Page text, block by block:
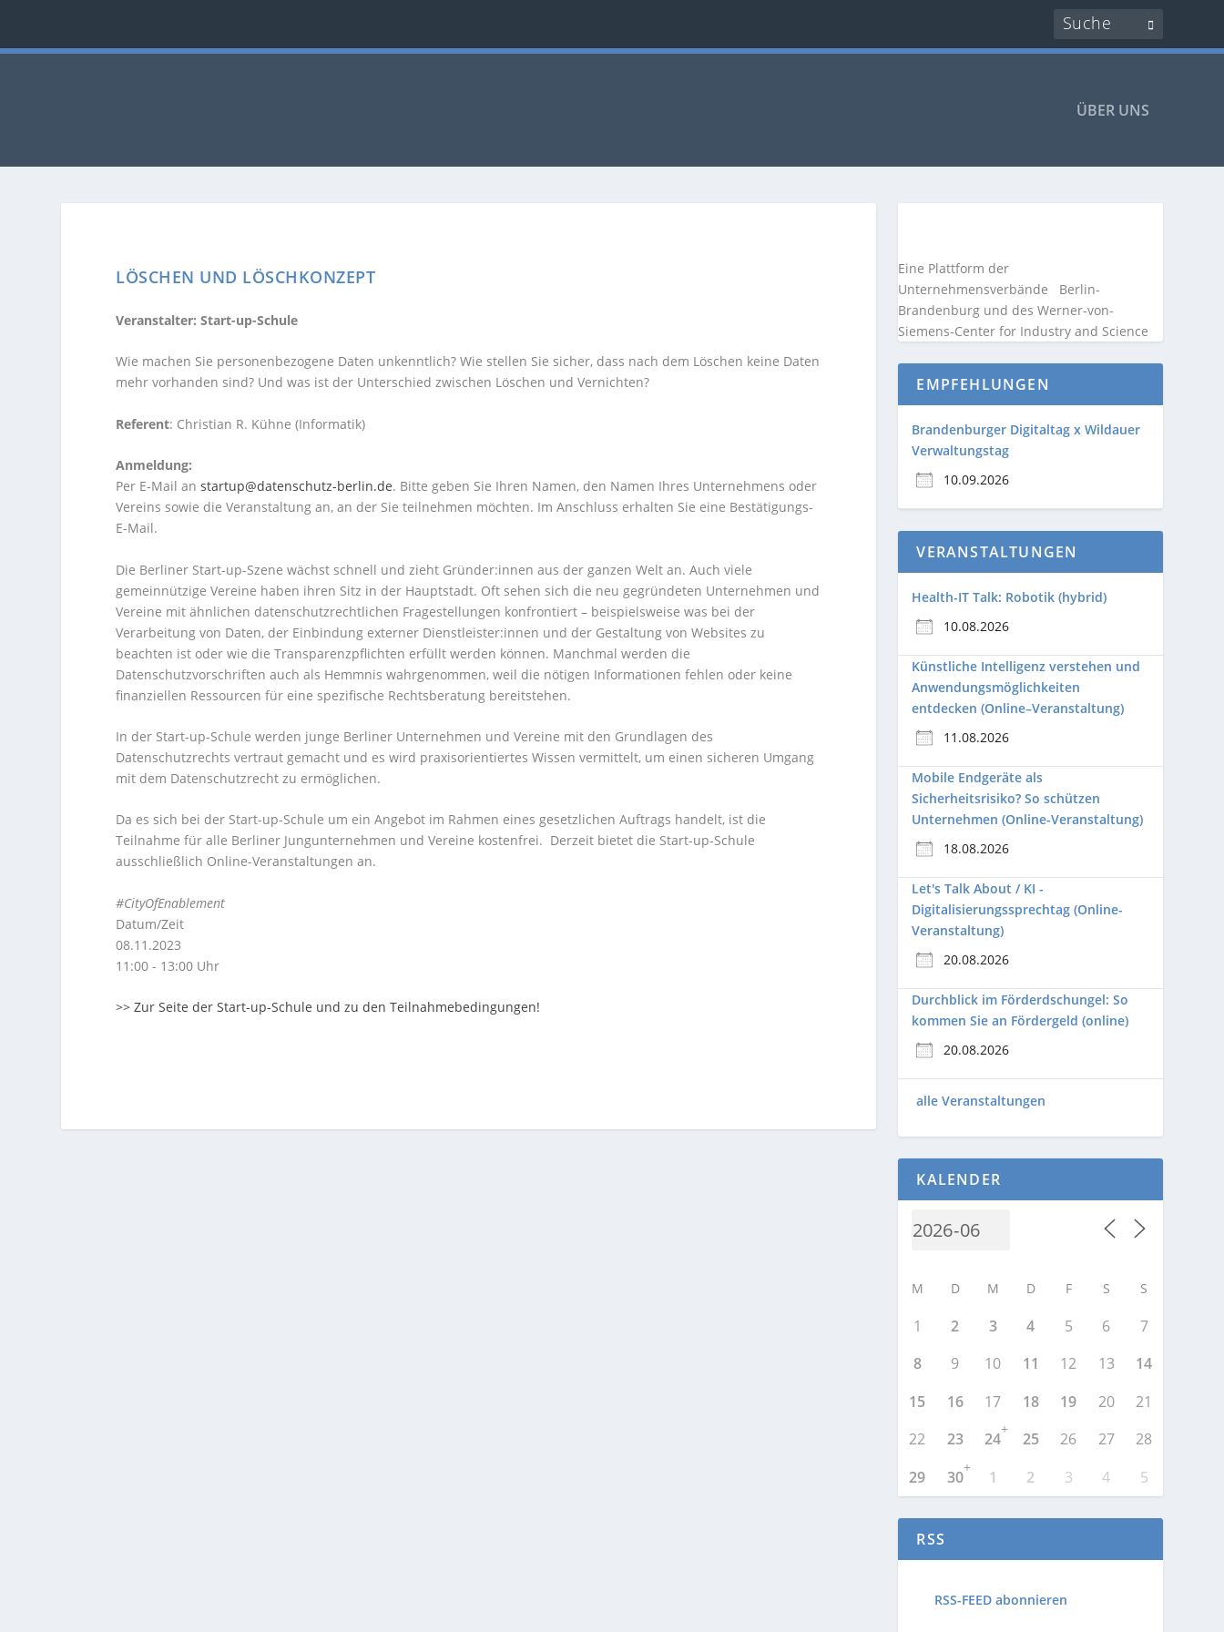
ÜBER UNS
LÖSCHEN UND LÖSCHKONZEPT
Veranstalter: Start-up-Schule
Wie machen Sie personenbezogene Daten unkenntlich? Wie stellen Sie sicher, dass nach dem Löschen keine Daten
mehr vorhanden sind? Und was ist der Unterschied zwischen Löschen und Vernichten?
Referent: Christian R. Kühne (Informatik)
Anmeldung:
Per E-Mail anstartup@datenschutz-berlin.de. Bitte geben Sie Ihren Namen, den Namen Ihres Unternehmens oder
Vereins sowie die Veranstaltung an, an der Sie teilnehmen möchten. Im Anschluss erhalten Sie eine Bestätigungs-
E-Mail.
Die Berliner Start-up-Szene wächst schnell und zieht Gründer:innen aus der ganzen Welt an. Auch viele
gemeinnützige Vereine haben ihren Sitz in der Hauptstadt. Oft sehen sich die neu gegründeten Unternehmen und
Vereine mit ähnlichen datenschutzrechtlichen Fragestellungen konfrontiert – beispielsweise was bei der
Verarbeitung von Daten, der Einbindung externer Dienstleister:innen und der Gestaltung von Websites zu
beachten ist oder wie die Transparenzpflichten erfüllt werden können. Manchmal werden die
Datenschutzvorschriften auch als Hemmnis wahrgenommen, weil die nötigen Informationen fehlen oder keine
finanziellen Ressourcen für eine spezifische Rechtsberatung bereitstehen.
In der Start-up-Schule werden junge Berliner Unternehmen und Vereine mit den Grundlagen des
Datenschutzrechts vertraut gemacht und es wird praxisorientiertes Wissen vermittelt, um einen sicheren Umgang
mit dem Datenschutzrecht zu ermöglichen.
Da es sich bei der Start-up-Schule um ein Angebot im Rahmen eines gesetzlichen Auftrags handelt, ist die
Teilnahme für alle Berliner Jungunternehmen und Vereine kostenfrei. Derzeit bietet die Start-up-Schule
ausschließlich Online-Veranstaltungen an.
#CityOfEnablement
Datum/Zeit
08.11.2023
11:00 - 13:00 Uhr
>> Zur Seite der Start-up-Schule und zu den Teilnahmebedingungen!
Eine Plattform der
Unternehmensverbände Berlin-
Brandenburg und des Werner-von-
Siemens-Center for Industry and Science
EMPFEHLUNGEN
Brandenburger Digitaltag x Wildauer
Verwaltungstag
10.09.2026
VERANSTALTUNGEN
Health-IT Talk: Robotik (hybrid)
10.08.2026
Künstliche Intelligenz verstehen und
Anwendungsmöglichkeiten
entdecken (Online–Veranstaltung)
11.08.2026
Mobile Endgeräte als
Sicherheitsrisiko? So schützen
Unternehmen (Online-Veranstaltung)
18.08.2026
Let's Talk About / KI -
Digitalisierungssprechtag (Online-
Veranstaltung)
20.08.2026
Durchblick im Förderdschungel: So
kommen Sie an Fördergeld (online)
20.08.2026
alle Veranstaltungen
KALENDER
M D M D F S S
1 2 3 4 5 6
7
8
9 10 11 12 13
14
15
16 17 18 19 20
21
22
23 24
+
25 26 27
28
29
30
+
1 2 3 4 5
RSS
RSS-FEED abonnieren